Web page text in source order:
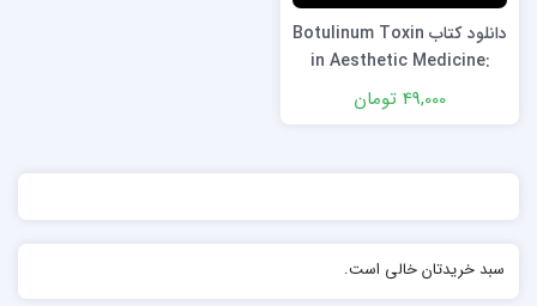
دانلود كتاب Botulinum Toxin
in Aesthetic Medicine:
Injection Protocols and
Complication
Video
49,000 تومان
سبد خریدتان خالی است.